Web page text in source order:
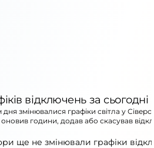
відключень за сьогодні
змінювалися графіки світла у
години, додав або скасував
ще не змінювали графіки